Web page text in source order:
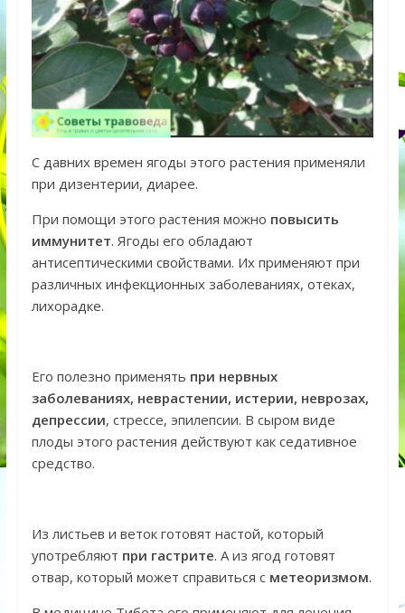
С давних времен ягоды этого растения применяли
при дизентерии, диарее.
При помощи этого растения можно повысить
иммунитет. Ягоды его обладают
антисептическими свойствами. Их применяют при
различных инфекционных заболеваниях, отеках,
лихорадке.
Его полезно применять при нервных
заболеваниях, неврастении, истерии, неврозах,
депрессии, стрессе, эпилепсии. В сыром виде
плоды этого растения действуют как седативное
средство.
Из листьев и веток готовят настой, который
употребляют при гастрите. А из ягод готовят
отвар, который может справиться с метеоризмом.